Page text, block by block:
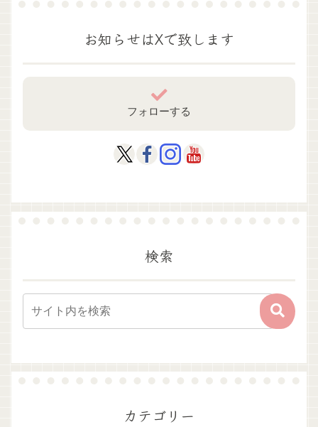
お知らせはXで致します
フォローする
検索
カテゴリー